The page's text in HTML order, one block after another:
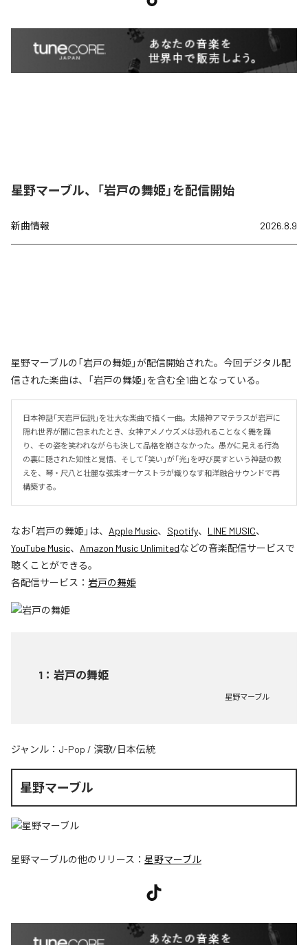
星野マーブル、「岩戸の舞姫」を配信開始
新曲情報 2026.8.9
星野マーブルの「岩戸の舞姫」が配信開始された。今回デジタル配
信された楽曲は、「岩戸の舞姫」を含む全1曲となっている。
日本神話「天岩戸伝説」を壮大な楽曲で描く一曲。太陽神アマテラスが岩戸に
隠れ世界が闇に包まれたとき、女神アメノウズメは恐れることなく舞を踊
り、その姿を笑われながらも決して品格を崩さなかった。愚かに見える行為
の裏に隠された知性と覚悟、そして「笑い」が「光」を呼び戻すという神話の教
えを、琴・尺八と壮麗な弦楽オーケストラが織りなす和洋融合サウンドで再
構築する。
なお「岩戸の舞姫 」は、 Apple Music、 Spotify、 LINE MUSIC、
YouTube Music、 Amazon Music Unlimitedなどの音楽配信サービスで
聴くことができる。
各配信サービス： 岩戸の舞姫
1 ： 岩戸の舞姫
星野マーブル
ジャンル： J-Pop / 演歌/日本伝統
星野マーブル
星野マーブルの他のリリース： 星野マーブル